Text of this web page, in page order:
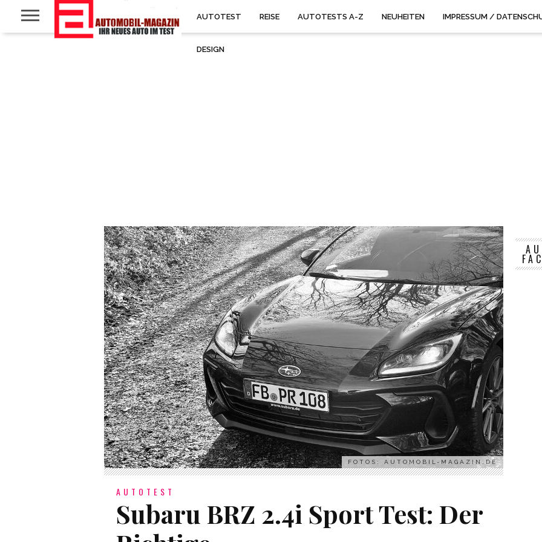
AUTOTEST REISE AUTOTESTS A-Z NEUHEITEN IMPRESSUM /
DESIGN
FOTOS: AUTOMOBIL-MAGAZIN.DE
AUTOTEST
Subaru BRZ 2.4i Sport Test: Der